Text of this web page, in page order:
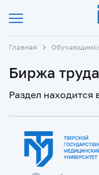
Главная
Биржа труда
Раздел находится